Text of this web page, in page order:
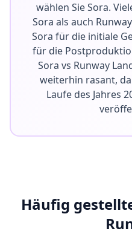
wählen Sie Sora.
Sora als auch
Sora für die initiale
für die
Sora vs Runway
weiterhin rasant,
Laufe des Jahres
Häufig